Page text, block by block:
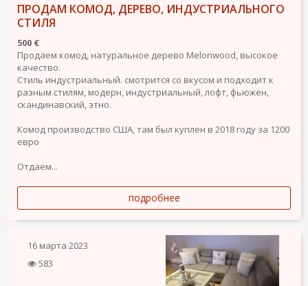
ПРОДАМ КОМОД, ДЕРЕВО, ИНДУСТРИАЛЬНОГО
СТИЛЯ
500 €
Продаем комод, натуральное дерево Melonwood, высокое
качество.
Стиль индустриальный. смотрится со вкусом и подходит к
разным стилям, модерн, индустриальный, лофт, фьюжен,
скандинавский, этно.
Комод производство США, там был куплен в 2018 году за 1200
евро
Отдаем...
подробнее
16 марта 2023
583